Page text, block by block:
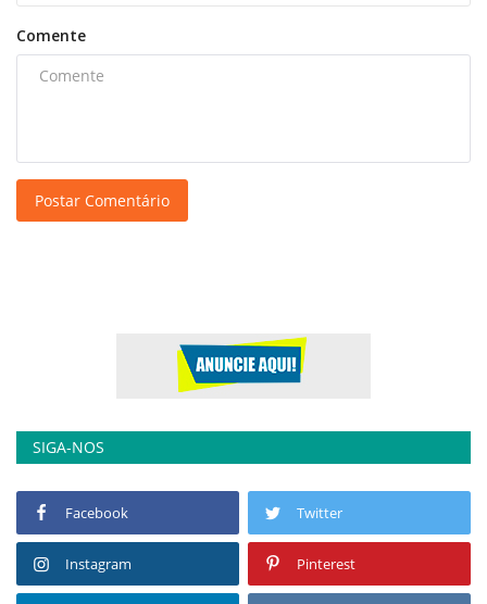
Comente
Postar Comentário
SIGA-NOS
Facebook Twitter
Instagram Pinterest